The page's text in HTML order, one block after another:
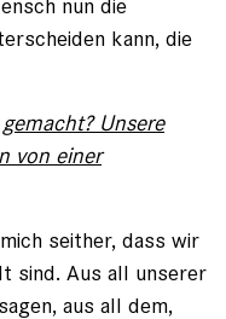
nun die
kann, die
Unsere
von einer
seither, dass wir
sind. Aus all unserer
aus all dem,